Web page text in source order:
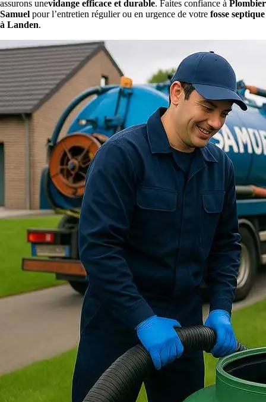
assurons unevidange efficace et durable. Faites confiance à Plombier
Samuel pour l’entretien régulier ou en urgence de votre fosse septique
à Landen.